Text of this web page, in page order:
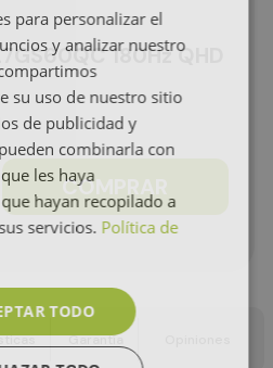
180Hz QHD
COMPRAR
Garantía
para personalizar el
y analizar nuestro
su uso de nuestro sitio
de publicidad y
combinarla con
les haya
hayan recopilado a
servicios. Política de
TODO